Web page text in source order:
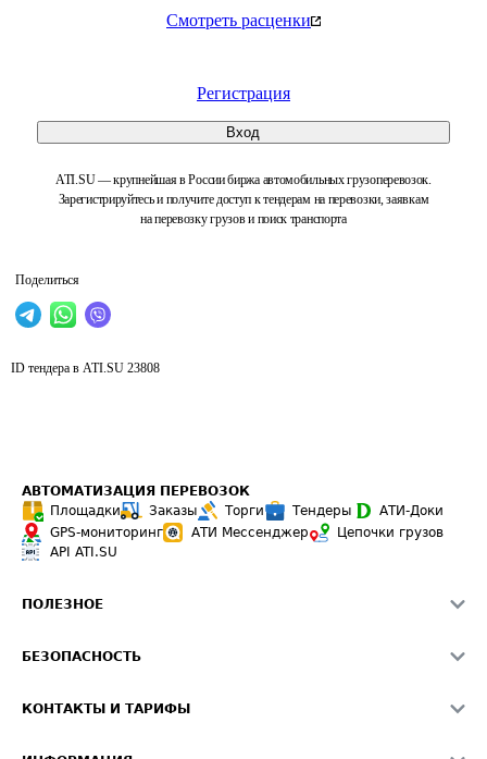
Смотреть расценки
Регистрация
Вход
ATI.SU — крупнейшая в России биржа автомобильных грузоперевозок.
Зарегистрируйтесь и получите доступ к тендерам на перевозки, заявкам
на перевозку грузов и поиск транспорта
Поделиться
ID тендера в ATI.SU 23808
АВТОМАТИЗАЦИЯ ПЕРЕВОЗОК
Площадки
Заказы Торги Тендеры
АТИ-Доки
GPS-мониторинг
АТИ Мессенджер
Цепочки грузов
API ATI.SU
ПОЛЕЗНОЕ
Звезды ATI.SU на вашем сайте
БЕЗОПАСНОСТЬ
Светофор+
КОНТАКТЫ И ТАРИФЫ